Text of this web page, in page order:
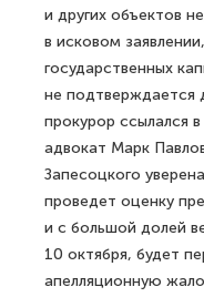
и других объектов
в исковом
государственных
не подтверждается
прокурор ссылался
адвокат Марк
Запесоцкого
проведет оценку
и с большой долей
10 октября, будет
апелляционную